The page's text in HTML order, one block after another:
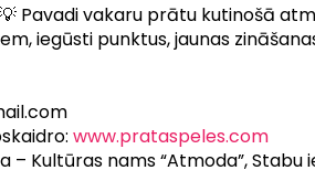
Pavadi vakaru prātu kutinošā
iegūsti punktus, jaunas
www.prataspeles.com
– Kultūras nams “Atmoda”, Stabu